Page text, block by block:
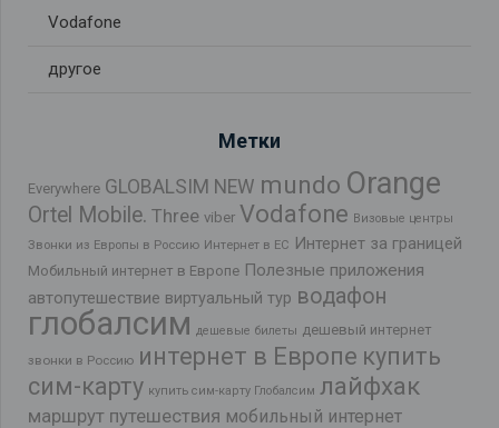
Vodafone
другое
Метки
Everywhere GLOBALSIM NEW mundo Orange
Ortel Mobile. Three viber Vodafone Визовые центры
Звонки из Европы в Россию Интернет в ЕС Интернет за границей
Мобильный интернет в Европе Полезные приложения
автопутешествие виртуальный тур водафон
глобалсим дешевые билеты дешевый интернет
звонки в Россию интернет в Европе купить
сим-карту купить сим-карту Глобалсим лайфхак
маршрут путешествия мобильный интернет